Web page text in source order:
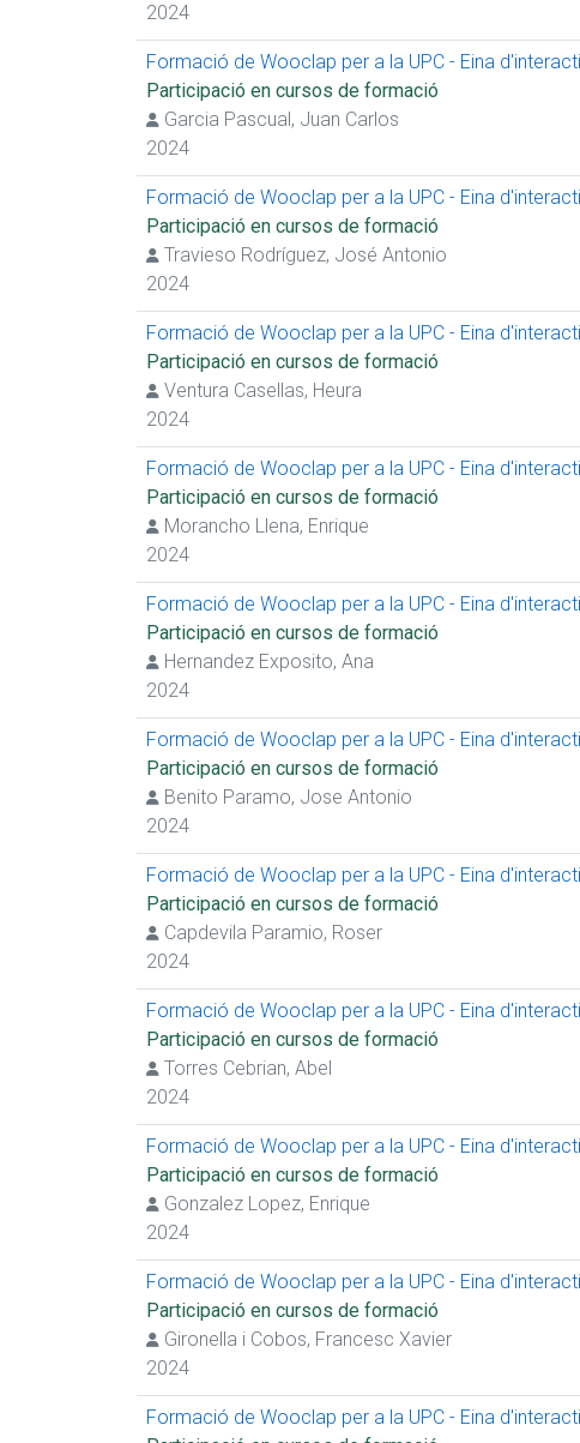
2024
Formació de Wooclap per a la UPC - Eina
Participació en cursos de formació
Garcia Pascual, Juan Carlos
2024
Formació de Wooclap per a la UPC - Eina
Participació en cursos de formació
Travieso Rodríguez, José Antonio
2024
Formació de Wooclap per a la UPC - Eina
Participació en cursos de formació
Ventura Casellas, Heura
2024
Formació de Wooclap per a la UPC - Eina
Participació en cursos de formació
Morancho Llena, Enrique
2024
Formació de Wooclap per a la UPC - Eina
Participació en cursos de formació
Hernandez Exposito, Ana
2024
Formació de Wooclap per a la UPC - Eina
Participació en cursos de formació
Benito Paramo, Jose Antonio
2024
Formació de Wooclap per a la UPC - Eina
Participació en cursos de formació
Capdevila Paramio, Roser
2024
Formació de Wooclap per a la UPC - Eina
Participació en cursos de formació
Torres Cebrian, Abel
2024
Formació de Wooclap per a la UPC - Eina
Participació en cursos de formació
Gonzalez Lopez, Enrique
2024
Formació de Wooclap per a la UPC - Eina
Participació en cursos de formació
Gironella i Cobos, Francesc Xavier
2024
Formació de Wooclap per a la UPC - Eina